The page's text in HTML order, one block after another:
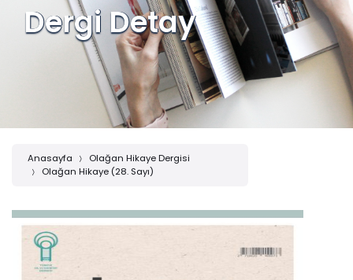
Dergi Detay
Anasayfa
Olağan Hikaye Dergisi
Olağan Hikaye (28. Sayı)